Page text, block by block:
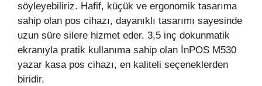
söyleyebiliriz. Hafif, küçük ve ergonomik tasarıma
sahip olan pos cihazı, dayanıklı tasarımı sayesinde
uzun süre silere hizmet eder. 3,5 inç dokunmatik
ekranıyla pratik kullanıma sahip olan İnPOS M530
yazar kasa pos cihazı, en kaliteli seçeneklerden
biridir.